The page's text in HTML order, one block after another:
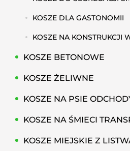
KOSZE DLA GASTONOMII
KOSZE NA KONSTRUKCJI
KOSZE BETONOWE
KOSZE ŻELIWNE
KOSZE NA PSIE
KOSZE NA ŚMIECI
KOSZE MIEJSKIE Z